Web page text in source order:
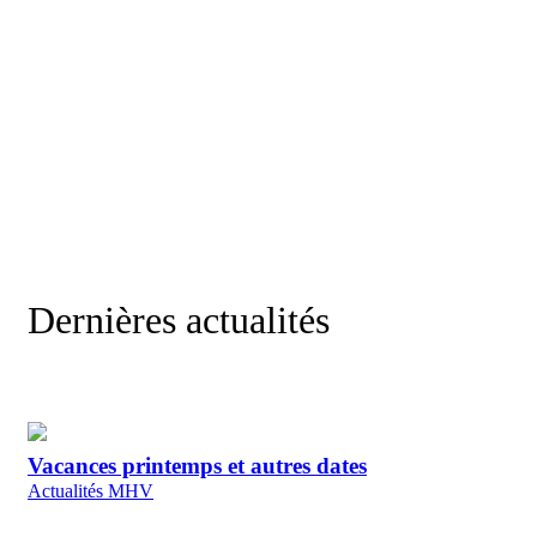
Dernières actualités
Vacances printemps et autres dates
Actualités MHV